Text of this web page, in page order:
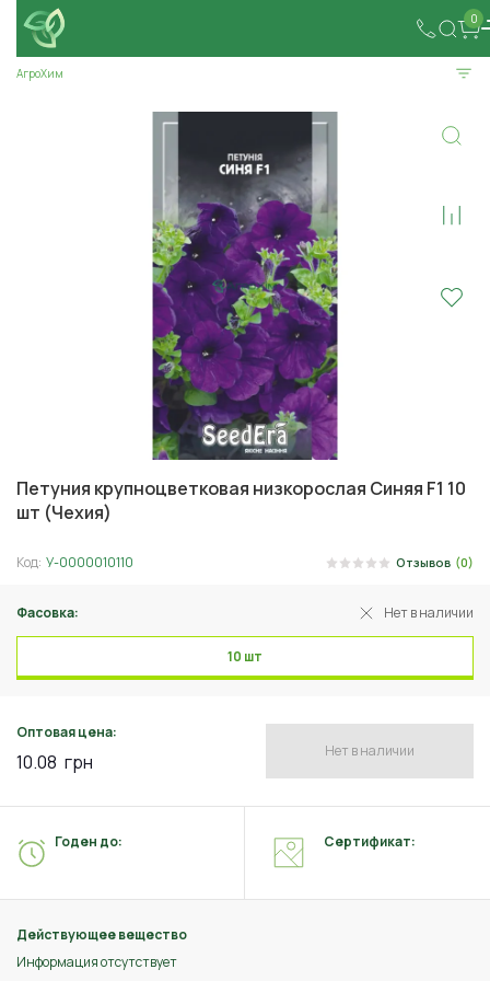
0
АгроХим
Петуния крупноцветковая низкорослая Синяя F1 10
шт (Чехия)
Код: У-0000010110 Отзывов (0)
Фасовка: Нет в наличии
10 шт
Оптовая цена:
10.08 грн Нет в наличии
Действующее вещество
Информация отсутствует
Годен до: Сертификат: